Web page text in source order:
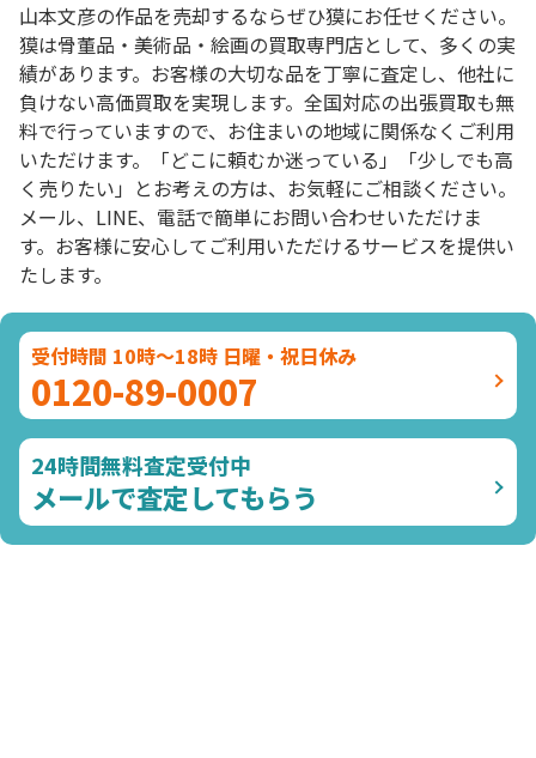
山本文彦の作品を売却するならぜひ獏にお任せください。
獏は骨董品・美術品・絵画の買取専門店として、多くの実
績があります。お客様の大切な品を丁寧に査定し、他社に
負けない高価買取を実現します。全国対応の出張買取も無
料で行っていますので、お住まいの地域に関係なくご利用
いただけます。「どこに頼むか迷っている」「少しでも高
く売りたい」とお考えの方は、お気軽にご相談ください。
メール、LINE、電話で簡単にお問い合わせいただけま
す。お客様に安心してご利用いただけるサービスを提供い
たします。
受付時間 10時～18時 日曜・祝日休み
0120-89-0007
24時間無料査定受付中
メールで査定してもらう